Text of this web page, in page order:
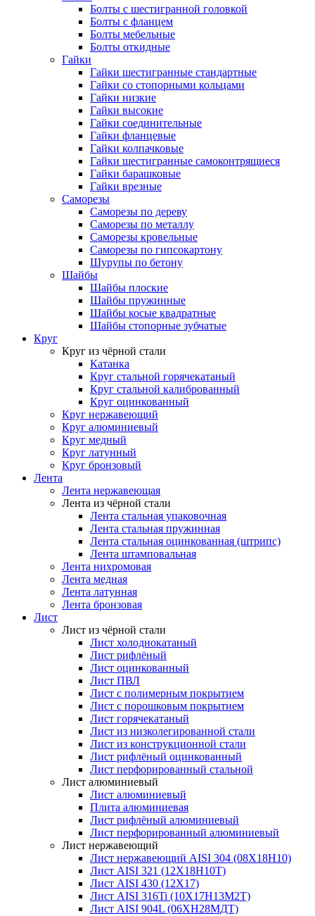
Болты с шестигранной головкой
Болты с фланцем
Болты мебельные
Болты откидные
Гайки
Гайки шестигранные стандартные
Гайки со стопорными кольцами
Гайки низкие
Гайки высокие
Гайки соединительные
Гайки фланцевые
Гайки колпачковые
Гайки шестигранные самоконтрящиеся
Гайки барашковые
Гайки врезные
Саморезы
Саморезы по дереву
Саморезы по металлу
Саморезы кровельные
Саморезы по гипсокартону
Шурупы по бетону
Шайбы
Шайбы плоские
Шайбы пружинные
Шайбы косые квадратные
Шайбы стопорные зубчатые
Круг
Круг из чёрной стали
Катанка
Круг стальной горячекатаный
Круг стальной калиброванный
Круг оцинкованный
Круг нержавеющий
Круг алюминиевый
Круг медный
Круг латунный
Круг бронзовый
Лента
Лента нержавеющая
Лента из чёрной стали
Лента стальная упаковочная
Лента стальная пружинная
Лента стальная оцинкованная (штрипс)
Лента штамповальная
Лента нихромовая
Лента медная
Лента латунная
Лента бронзовая
Лист
Лист из чёрной стали
Лист холоднокатаный
Лист рифлёный
Лист оцинкованный
Лист ПВЛ
Лист с полимерным покрытием
Лист с порошковым покрытием
Лист горячекатаный
Лист из низколегированной стали
Лист из конструкционной стали
Лист рифлёный оцинкованный
Лист перфорированный стальной
Лист алюминиевый
Лист алюминиевый
Плита алюминиевая
Лист рифлёный алюминиевый
Лист перфорированный алюминиевый
Лист нержавеющий
Лист нержавеющий AISI 304 (08Х18Н10)
Лист AISI 321 (12Х18Н10Т)
Лист AISI 430 (12Х17)
Лист AISI 316Ti (10Х17Н13М2Т)
Лист AISI 904L (06ХН28МДТ)